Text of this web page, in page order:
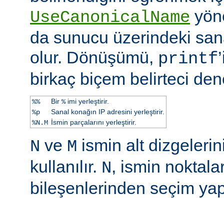
UseCanonicalName
da sunucu üzerindeki
olur. Dönüşümü, printf
birkaç biçem belirteci
%% Bir %imi yerleştirir.
%p
Sanal konağın IP adresini yerleştirir.
%N.M İsmin parçalarını yerleştirir.
N ve M ismin alt
kullanılır. N, ismin
bileşenlerinden seçim